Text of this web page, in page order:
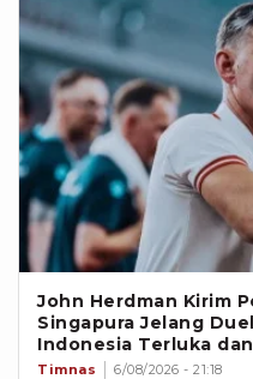
John Herdman Kirim
Singapura Jelang
Indonesia Terluka
Timnas 6/08/2026 - 21:18